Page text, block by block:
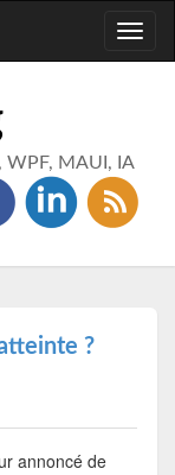
MAUI, IA
?
annoncé de